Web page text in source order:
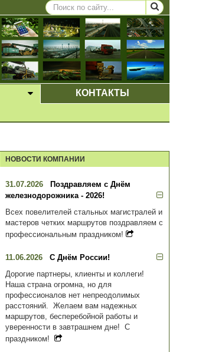
ВЫПАДАЮЩЕЕ МЕНЮ
КОНТАКТЫ
НОВОСТИ КОМПАНИИ
31.07.2026
Поздравляем с Днём
железнодорожника - 2026!
Всех повелителей стальных магистралей и
мастеров четких маршрутов поздравляем с
профессиональным праздником!
11.06.2026
С Днём России!
Дорогие партнеры, клиенты и коллеги!
Наша страна огромна, но для
профессионалов нет непреодолимых
расстояний. Желаем вам надежных
маршрутов, бесперебойной работы и
уверенности в завтрашнем дне! С
праздником!